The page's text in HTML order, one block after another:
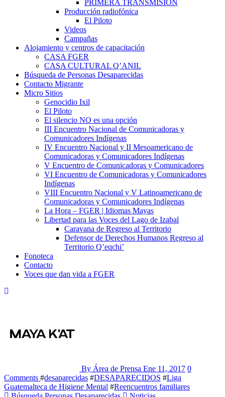
PRIMERA TRANSMISIÓN
Producción radiofónica
El Piloto
Videos
Campañas
Alojamiento y centros de capacitación
CASA FGER
CASA CULTURAL Q’ANIL
Búsqueda de Personas Desaparecidas
Contacto Migrante
Micro Sitios
Genocidio Ixil
El Piloto
El silencio NO es una opción
III Encuentro Nacional de Comunicadoras y
Comunicadores Indígenas
IV Encuentro Nacional y II Mesoamericano de
Comunicadoras y Comunicadores Indígenas
V Encuentro de Comunicadoras y Comunicadores
VI Encuentro de Comunicadoras y Comunicadores
Indígenas
VIII Encuentro Nacional y V Latinoamericano de
Comunicadoras y Comunicadores Indígenas
La Hora – FGER | Idiomas Mayas
Libertad para las Voces del Lago de Izabal
Caravana de Regreso al Territorio
Defensor de Derechos Humanos Regreso al
Territorio Q’eqchi’
Fonoteca
Contacto
Voces que dan vida a FGER
By Área de Prensa Ene 11, 2017 0
Comments #desaparecidas #DESAPARECIDOS #Liga
Guatemalteca de Higiene Mental #Reencuentros familiares